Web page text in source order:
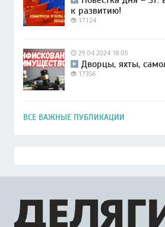
к развитию!
17124
29.04.2024 18:05
Дворцы, яхты,
17356
ВСЕ ВАЖНЫЕ ПУБЛИКАЦИИ